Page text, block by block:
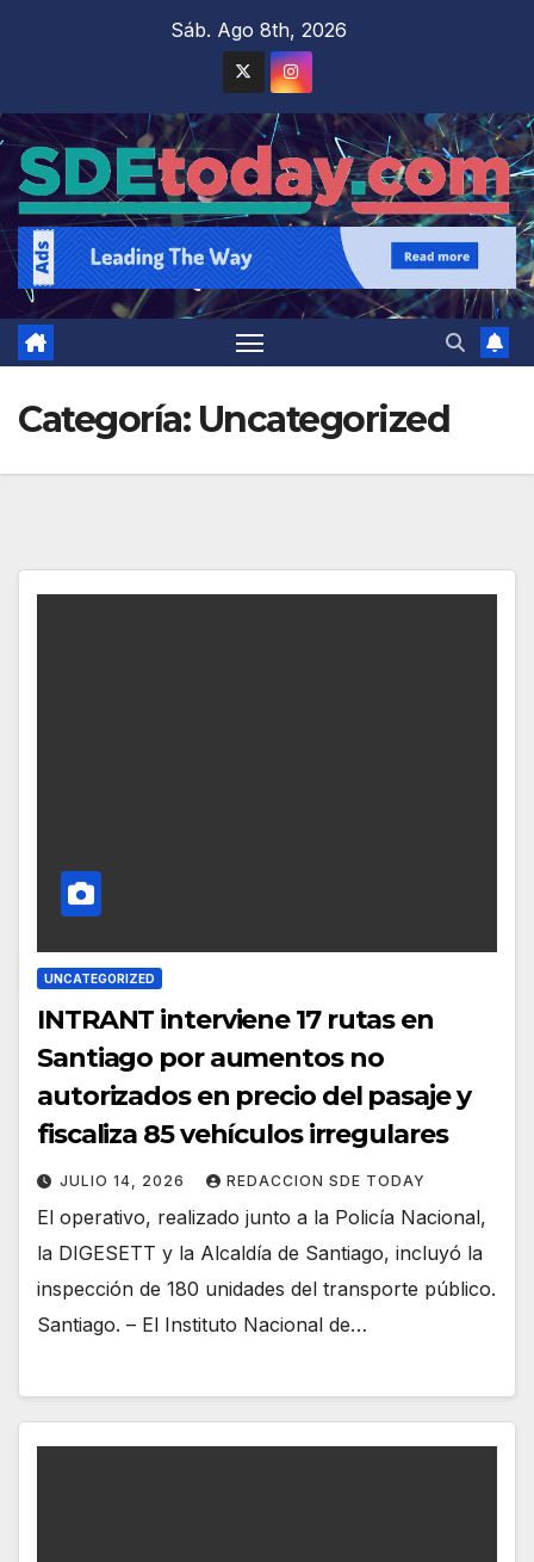
Sáb. Ago 8th, 2026
Categoría: Uncategorized
UNCATEGORIZED
INTRANT interviene 17 rutas en
Santiago por aumentos no
autorizados en precio del pasaje y
fiscaliza 85 vehículos irregulares
JULIO 14, 2026 REDACCION SDE TODAY
El operativo, realizado junto a la Policía Nacional,
la DIGESETT y la Alcaldía de Santiago, incluyó la
inspección de 180 unidades del transporte público.
Santiago. – El Instituto Nacional de…